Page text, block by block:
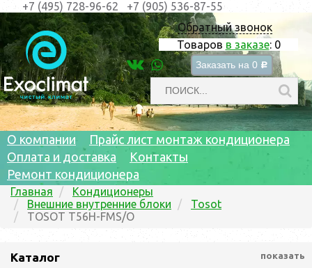
Обратный звонок
Товаров в заказе: 0
Заказать на 0 c
+7 (495) 728-96-62 +7 (905) 536-87-55
О компании
Прайс лист монтаж кондиционера
Оплата и доставка
Контакты
Ремонт кондиционера
Главная
Кондиционеры
Внешние внутренние блоки
Tosot
TOSOT T56H-FMS/O
Каталог показать